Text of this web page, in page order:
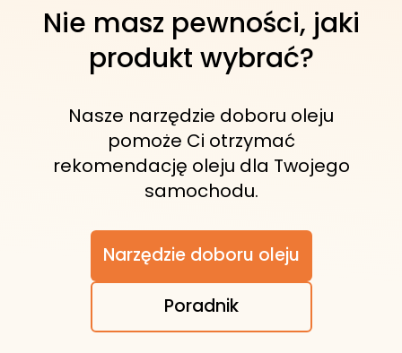
Nie masz pewności, jaki
produkt wybrać?
Nasze narzędzie doboru oleju
pomoże Ci otrzymać
rekomendację oleju dla Twojego
samochodu.
Narzędzie doboru oleju
Poradnik